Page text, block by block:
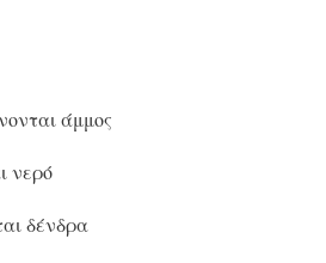
άμμος
νερό
δένδρα